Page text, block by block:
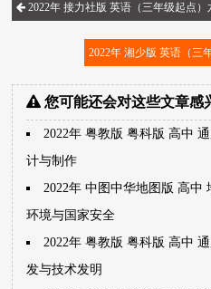
2022年 接力社版 英语（三年级起点
2022年 湘少版 英语（三
您可能还会对这些文章感
2022年 粤教版 粤科版 高中
计与制作
2022年 中图中华地图版 高中
环境与国家安全
2022年 粤教版 粤科版 高中
发与技术发明